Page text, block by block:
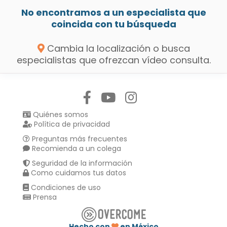
No encontramos a un especialista que
coincida con tu búsqueda
Cambia la localización o busca
especialistas que ofrezcan vídeo consulta.
Quiénes somos
Política de privacidad
Preguntas más frecuentes
Recomienda a un colega
Seguridad de la información
Como cuidamos tus datos
Condiciones de uso
Prensa